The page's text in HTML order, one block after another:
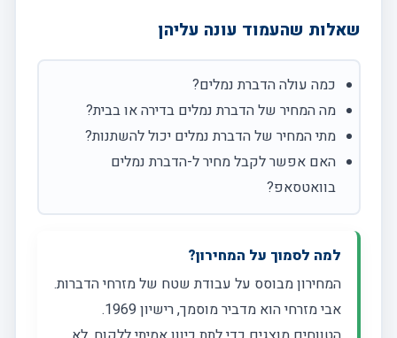
שאלות שהעמוד עונה עליהן
כמה עולה הדברת נמלים?
מה המחיר של הדברת נמלים בדירה או בבית?
מתי המחיר של הדברת נמלים יכול להשתנות?
האם אפשר לקבל מחיר ל-הדברת נמלים
בוואטסאפ?
למה לסמוך על המחירון?
המחירון מבוסס על עבודת שטח של מזרחי הדברות.
אבי מזרחי הוא מדביר מוסמך, רישיון 1969.